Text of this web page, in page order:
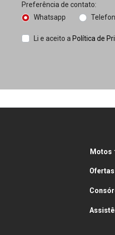
Preferência de contato:
Whatsapp
Li e aceito a Política de
Motos
Ofertas